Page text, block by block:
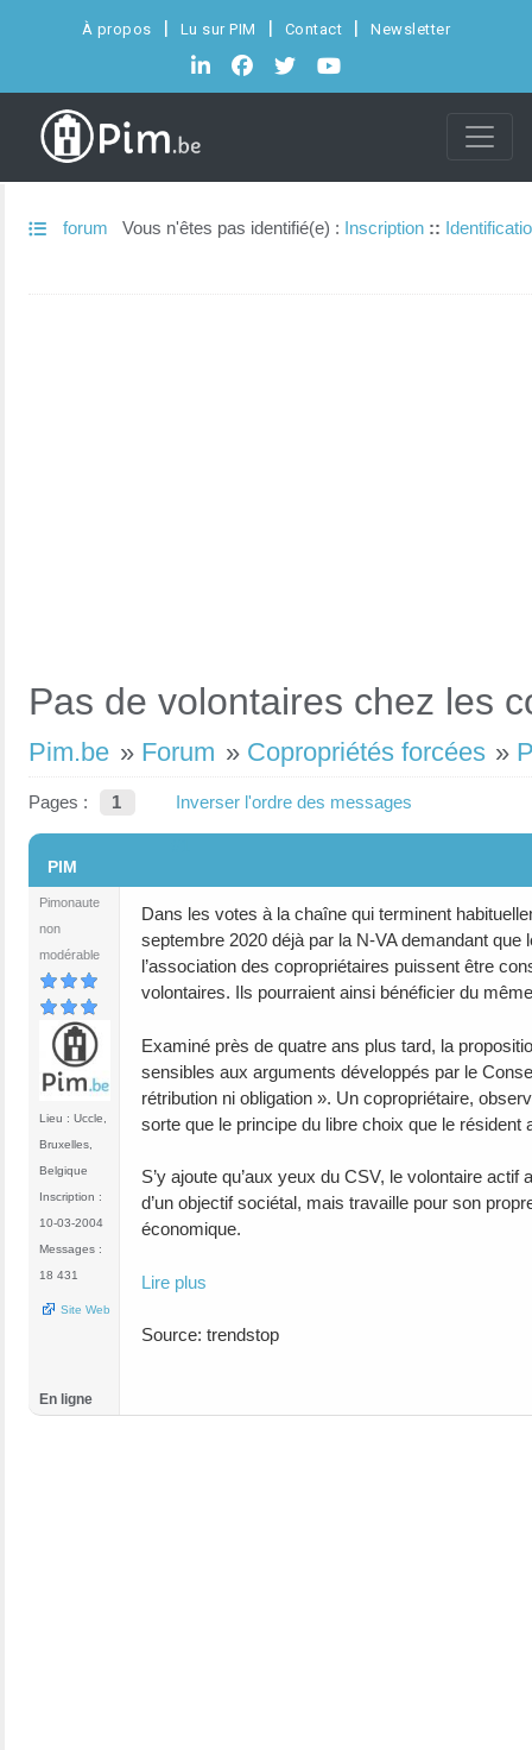
À propos Lu sur PIM Contact Newsletter
forum Vous n'êtes pas identifié(e) : Inscription ::
Pas de volontaires chez les
Pim.be » Forum » Copropriétés forcées »
Pages : 1 Inverser l'ordre des messages
PIM
Pimonaute
non
modérable
Lieu : Uccle,
Bruxelles,
Belgique
Inscription :
10-03-2004
Messages :
18 431
Site Web
Dans les votes à la chaîne qui terminent
septembre 2020 déjà par la N-VA demandant que
l’association des copropriétaires puissent être
volontaires. Ils pourraient ainsi bénéficier du
Examiné près de quatre ans plus tard, la
sensibles aux arguments développés par le
rétribution ni obligation ». Un copropriétaire,
sorte que le principe du libre choix que le
S’y ajoute qu’aux yeux du CSV, le volontaire
d’un objectif sociétal, mais travaille pour son
économique.
Lire plus
Source: trendstop
En ligne